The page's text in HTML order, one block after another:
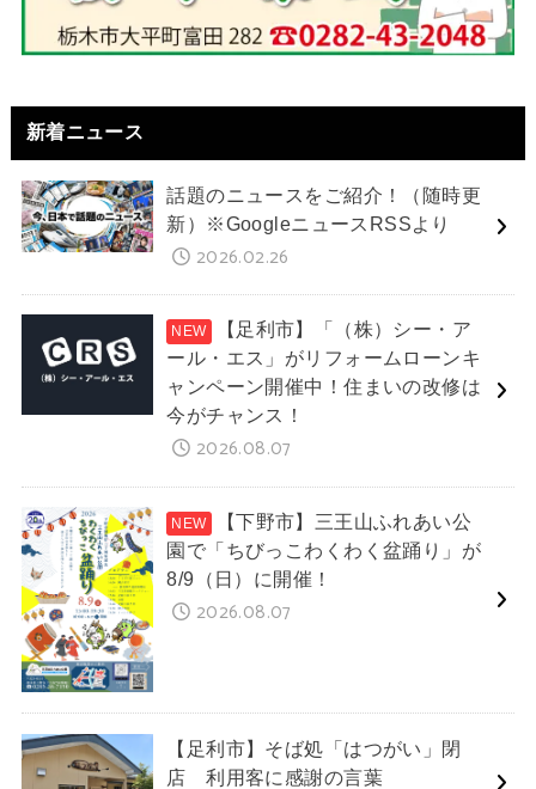
新着ニュース
話題のニュースをご紹介！（随時更
新）※GoogleニュースRSSより
2026.02.26
【足利市】「（株）シー・ア
ール・エス」がリフォームローンキ
ャンペーン開催中！住まいの改修は
今がチャンス！
2026.08.07
【下野市】三王山ふれあい公
園で「ちびっこわくわく盆踊り」が
8/9（日）に開催！
2026.08.07
【足利市】そば処「はつがい」閉
店 利用客に感謝の言葉